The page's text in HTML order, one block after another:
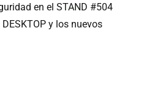
en el STAND #504
y los nuevos